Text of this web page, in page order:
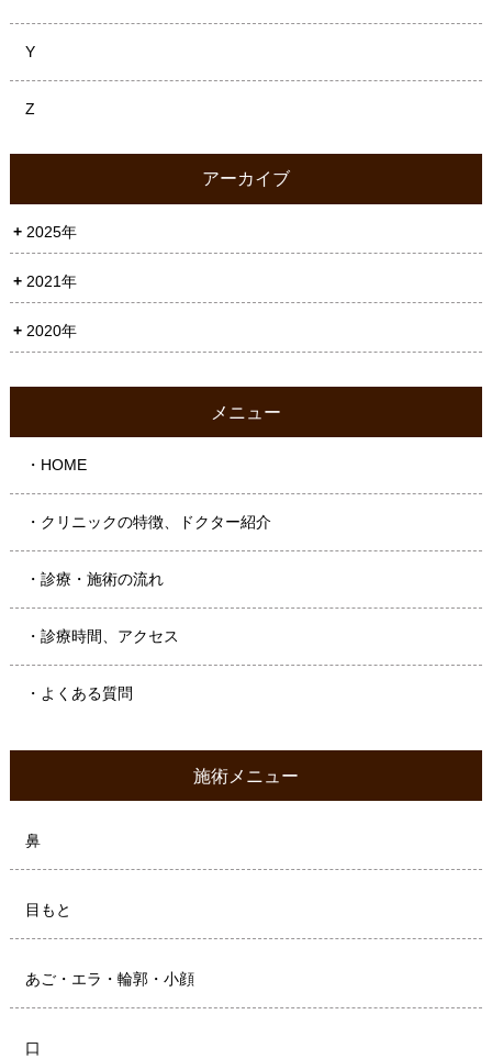
Y
Z
アーカイブ
2025年
2021年
2020年
メニュー
・HOME
・クリニックの特徴、ドクター紹介
・診療・施術の流れ
・診療時間、アクセス
・よくある質問
施術メニュー
鼻
目もと
あご・エラ・輪郭・小顔
口